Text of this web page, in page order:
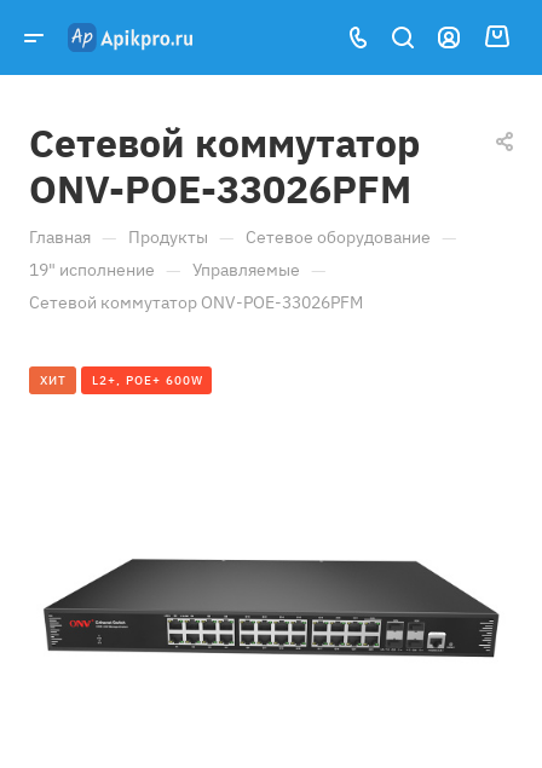
Сетевой коммутатор
ONV-POE-33026PFM
Главная — Продукты — Сетевое оборудование —
19" исполнение — Управляемые —
Сетевой коммутатор ONV-POE-33026PFM
ХИТ L2+, POE+ 600W